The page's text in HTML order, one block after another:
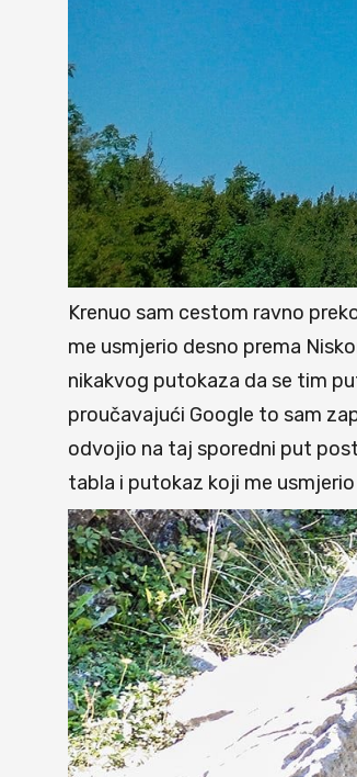
Krenuo sam cestom ravno
me usmjerio desno prema
nikakvog putokaza da se tim
proučavajući Google to sam
odvojio na taj sporedni put
tabla i putokaz koji me